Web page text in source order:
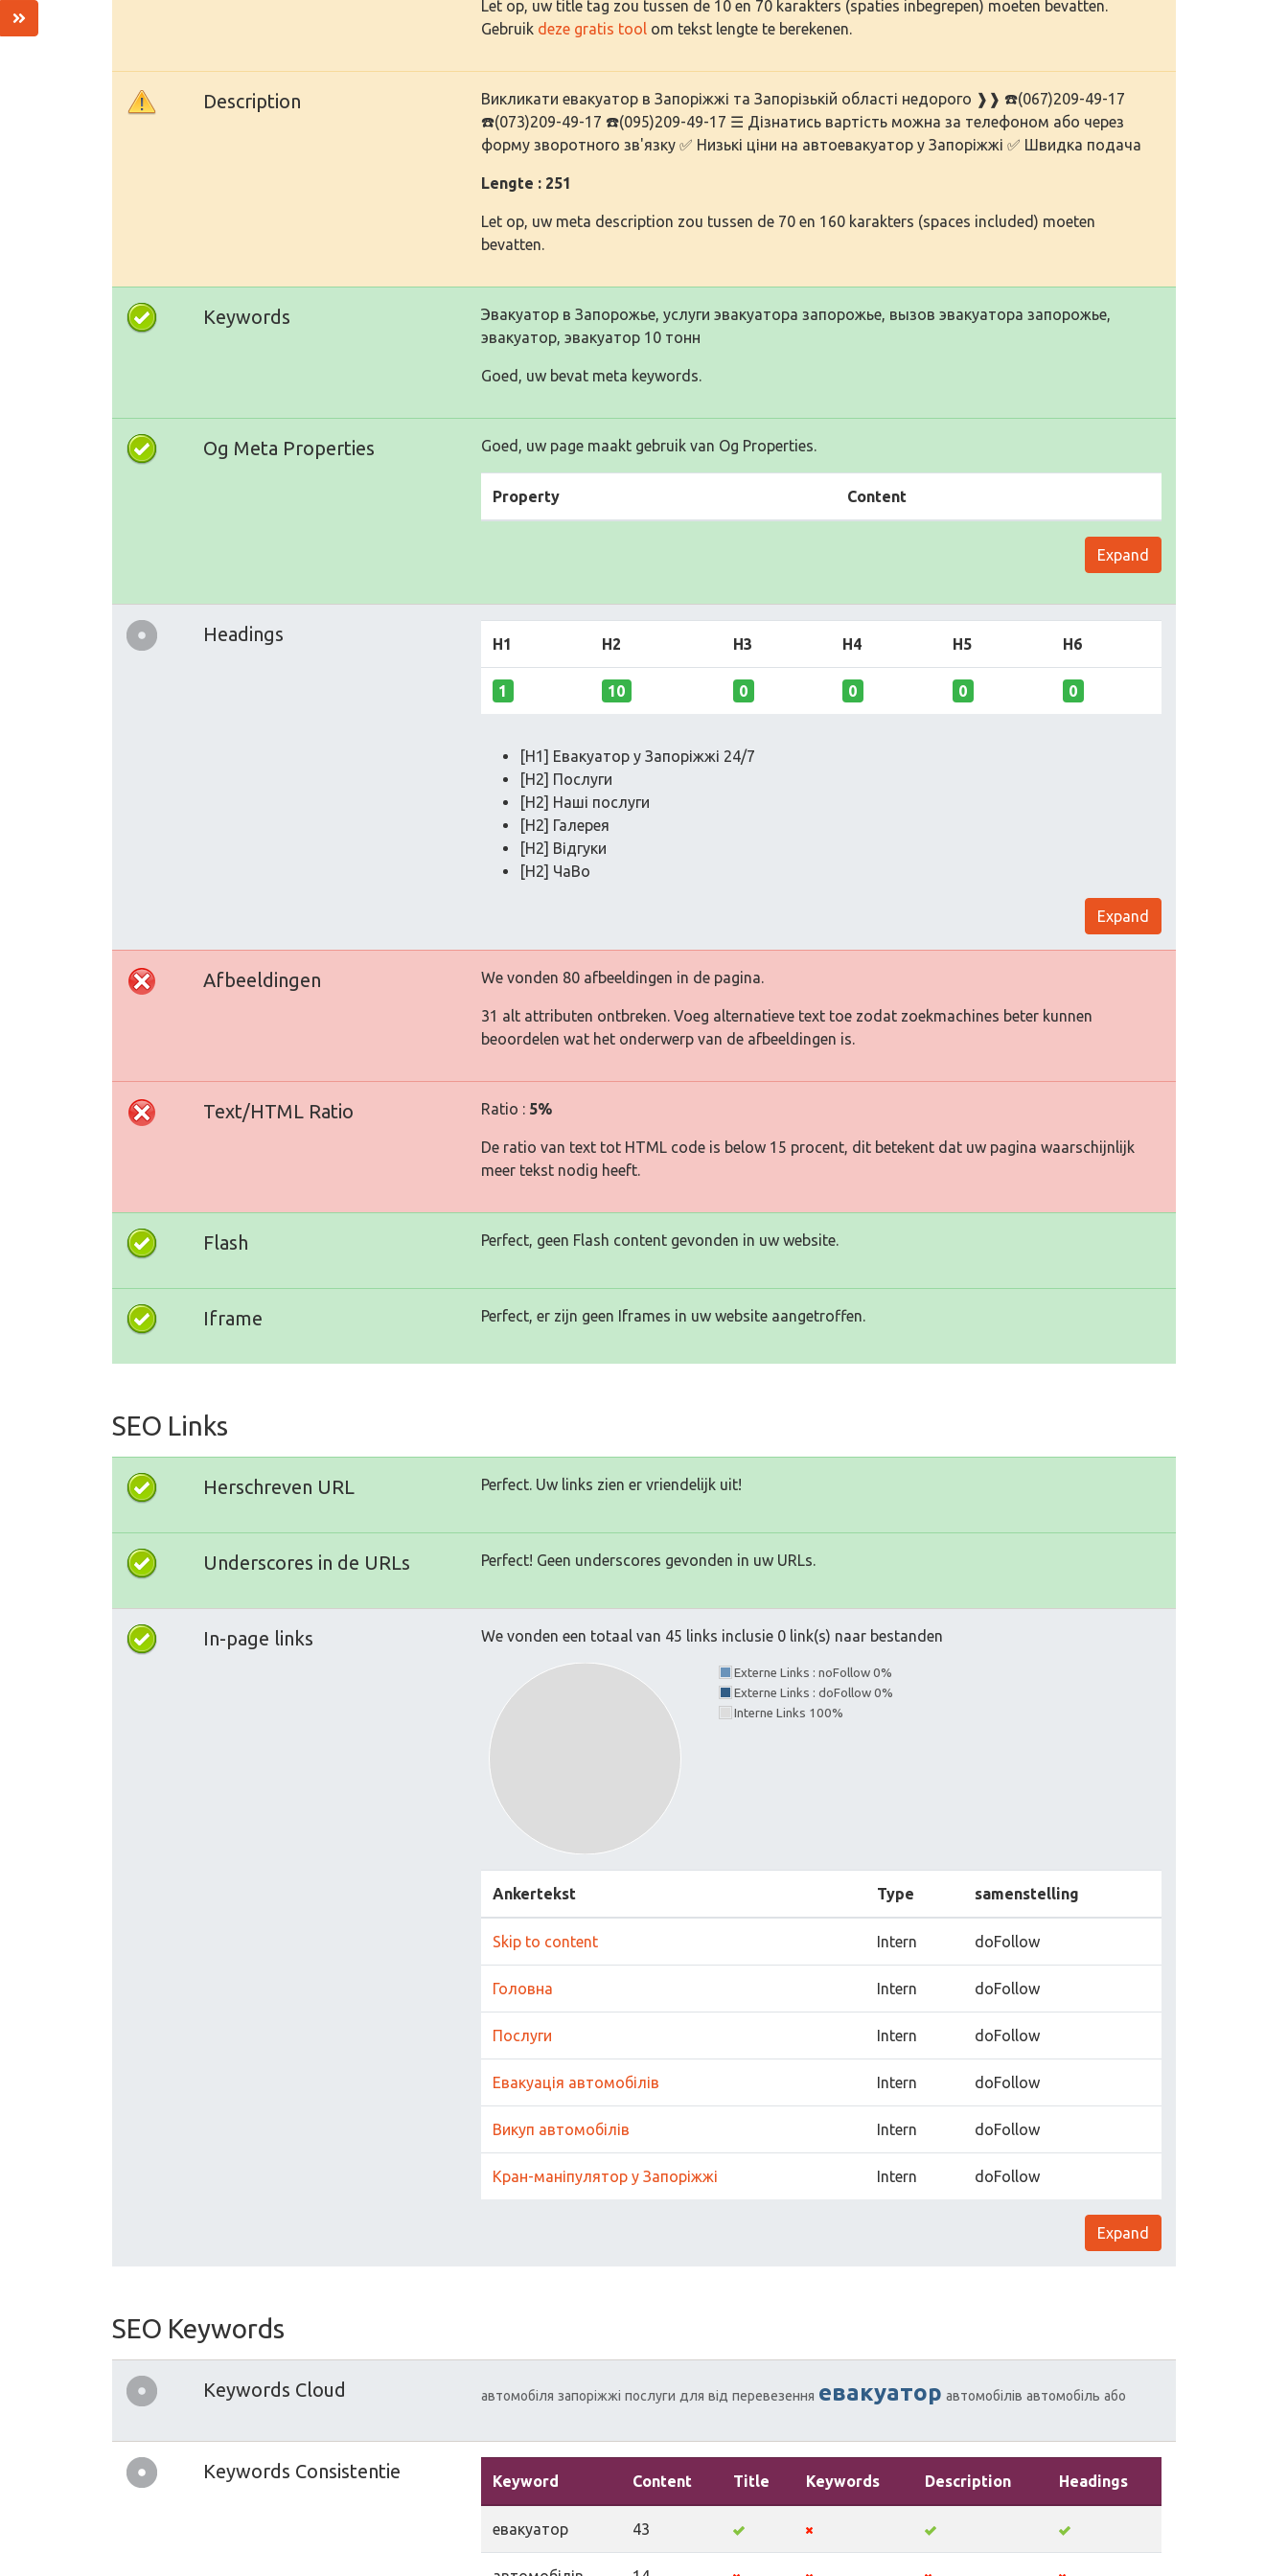
Let op, uw title tag zou tussen de 10 en 70 karakters (spaties inbegrepen) moeten bevatten.
Gebruik deze gratis tool om tekst lengte te berekenen.
Description
Викликати евакуатор в Запоріжжі та Запорізькій області недорого ❱❱ ☎️(067)209-49-17
☎️(073)209-49-17 ☎️(095)209-49-17 ☰ Дізнатись вартість можна за телефоном або через
форму зворотного зв'язку ✅ Низькі ціни на автоевакуатор у Запоріжжі ✅ Швидка подача
Lengte : 251
Let op, uw meta description zou tussen de 70 en 160 karakters (spaces included) moeten
bevatten.
Keywords
Эвакуатор в Запорожье, услуги эвакуатора запорожье, вызов эвакуатора запорожье,
эвакуатор, эвакуатор 10 тонн
Goed, uw bevat meta keywords.
Og Meta Properties Goed, uw page maakt gebruik van Og Properties.
Property Content
Expand
Headings H1 H2 H3 H4 H5 H6
1 10 0 0 0 0
[H1] Евакуатор у Запоріжжі 24/7
[H2] Послуги
[H2] Наші послуги
[H2] Галерея
[H2] Відгуки
[H2] ЧаВо
Expand
Afbeeldingen We vonden 80 afbeeldingen in de pagina.
31 alt attributen ontbreken. Voeg alternatieve text toe zodat zoekmachines beter kunnen
beoordelen wat het onderwerp van de afbeeldingen is.
Text/HTML Ratio Ratio : 5%
De ratio van text tot HTML code is below 15 procent, dit betekent dat uw pagina waarschijnlijk
meer tekst nodig heeft.
Flash Perfect, geen Flash content gevonden in uw website.
Iframe Perfect, er zijn geen Iframes in uw website aangetroffen.
SEO Links
Herschreven URL Perfect. Uw links zien er vriendelijk uit!
Underscores in de URLs Perfect! Geen underscores gevonden in uw URLs.
In-page links We vonden een totaal van 45 links inclusie 0 link(s) naar bestanden
Externe Links : noFollow 0%
Externe Links : doFollow 0%
Interne Links 100%
Ankertekst Type samenstelling
Skip to content Intern doFollow
Головна Intern doFollow
Послуги Intern doFollow
Евакуація автомобілів Intern doFollow
Викуп автомобілів Intern doFollow
Кран-маніпулятор у Запоріжжі Intern doFollow
Expand
SEO Keywords
Keywords Cloud автомобіля запоріжжі послуги для від перевезення евакуатор автомобілів автомобіль або
Keywords Consistentie Keyword Content Title Keywords Description Headings
евакуатор 43